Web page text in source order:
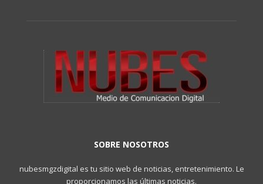
SOBRE NOSOTROS
nubesmgzdigital es tu sitio web de noticias, entretenimiento. Le
proporcionamos las últimas noticias.